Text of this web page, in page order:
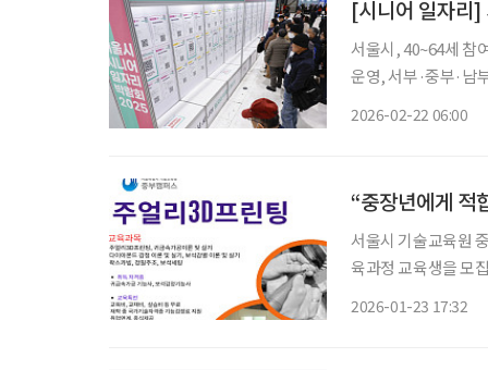
서울시, 40~64세 참여 가
운영, 서부·중부·남부·북부·동부
2026-02-22 06:00
“중장년에게 적
서울시 기술교육원
육과정 교육생을 모
2026-01-23 17:32